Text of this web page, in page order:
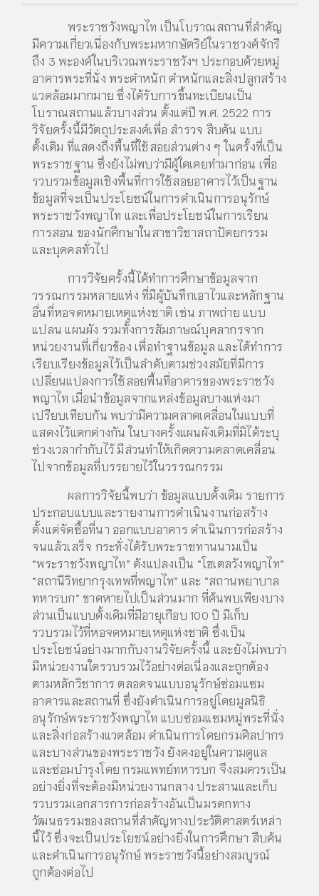
พระราชวังพญาไท เป็นโบราณสถานที่สำคัญ
มีความเกี่ยวเนื่องกับพระมหากษัตริย์ในราชวงศ์จักรี
ถึง 3 พะองค์ในบริเวณพระราชวังฯ ประกอบด้วยหมู่
อาคารพระที่นั่ง พระตำหนัก ตำหนักและสิ่งปลูกสร้าง
แวดล้อมมากมาย ซึ่งได้รับการขึ้นทะเบียนเป็น
โบราณสถานแล้วบางส่วน ตั้งแต่ปี พ.ศ. 2522 การ
วิจัยครั้งนี้มีวัตถุประสงค์เพื่อ สำรวจ สืบค้น แบบ
ดั้งเดิม ที่แสดงถึงพื้นที่ใช้สอยส่วนต่าง ๆ ในครั้งที่เป็น
พระราชฐาน ซึ่งยังไม่พบว่ามีผู้ใดเคยทำมาก่อน เพื่อ
รวบรวมข้อมูลเชิงพื้นที่การใช้สอยอาคารไว้เป็นฐาน
ข้อมูลที่จะเป็นประโยชน์ในการดำเนินการอนุรักษ์
พระราชวังพญาไท และเพื่อประโยชน์ในการเรียน
การสอน ของนักศึกษาในสาขาวิชาสถาปัตยกรรม
และบุคคลทั่วไป
การวิจัยครั้งนี้ได้ทำการศึกษาข้อมูลจาก
วรรณกรรมหลายแห่ง ที่มีผู้บันทึกเอาไวและหลักฐาน
อื่นที่หอจดหมายเหตุแห่งชาติ เช่น ภาพถ่าย แบบ
แปลน แผนผัง รวมทั้งการสัมภาษณ์บุคลากรจาก
หน่วยงานที่เกี่ยวข้อง เพื่อทำฐานข้อมูล และได้ทำการ
เรียบเรียงข้อมูลไว้เป็นลำดับตามช่วงสมัยที่มีการ
เปลี่ยนแปลงการใช้สอยพื้นที่อาคารของพระราชวัง
พญาไท เมื่อนำข้อมูลจากแหล่งข้อมูลบางแห่งมา
เปรียบเทียบกัน พบว่ามีความคลาดเคลื่อนในแบบที่
แสดงไว้แตกต่างกัน ในบางครั้งแผนผังเดิมที่มิได้ระบุ
ช่วงเวลากำกับไว้ มีส่วนทำให้เกิดความคลาดเคลื่อน
ไปจากข้อมูลที่บรรยายไว้ในวรรณกรรม
ผลการวิจัยนี้พบว่า ข้อมูลแบบดั้งเดิม รายการ
ประกอบแบบและรายงานการดำเนินงานก่อสร้าง
ตั้งแต่จัดซื้อที่นา ออกแบบอาคาร ดำเนินการก่อสร้าง
จนแล้วเสร็จ กระทั่งได้รับพระราชทานนามเป็น
“พระราชวังพญาไท” ดังแปลงเป็น “โฮเตลวังพญาไท”
“สถานีวิทยากรุงเทพที่พญาไท” และ “สถานพยาบาล
ทหารบก” ขาดหายไปเป็นส่วนมาก ที่ค้นพบเพียงบาง
ส่วนเป็นแบบดั้งเดิมที่มีอายุเกือบ 100 ปี มีเก็บ
รวบรวมไว้ที่หอจดหมายเหตุแห่งชาติ ซึ่งเป็น
ประโยชน์อย่างมากกับงานวิจัยครั้งนี้ และยังไม่พบว่า
มีหน่วยงานใดรวบรวมไว้อย่างต่อเนื่องและถูกต้อง
ตามหลักวิชาการ ตลอดจนแบบอนุรักษ์ซ่อมแซม
อาคารและสถานที่ ซึ่งยังดำเนินการอยู่โดยมูลนิธิ
อนุรักษ์พระราชวังพญาไท แบบซ่อมแซมหมู่พระที่นั่ง
และสิ่งก่อสร้างแวดล้อม ดำเนินการโดยกรมศิลปากร
และบางส่วนของพระราชวัง ยังคงอยู่ในความดูแล
และซ่อมบำรุงโดย กรมแพทย์ทหารบก จึงสมควรเป็น
อย่างยิ่งที่จะต้องมีหน่วยงานกลาง ประสานและเก็บ
รวบรวมเอกสารการก่อสร้างอันเป็นมรดกทาง
วัฒนธรรมของสถานที่สำคัญทางประวัติศาสตร์เหล่า
นี้ไว้ ซึ่งจะเป็นประโยชน์อย่างยิ่งในการศึกษา สืบค้น
และดำเนินการอนุรักษ์ พระราชวังนี้อย่างสมบูรณ์
ถูกต้องต่อไป